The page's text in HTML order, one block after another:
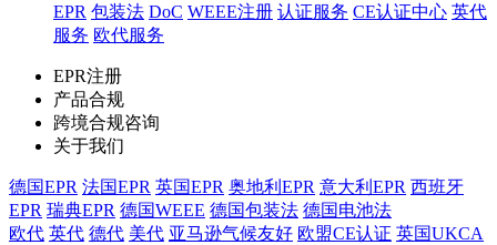
EPR 包装法 DoC WEEE注册 认证服务 CE认证中心 英代
服务 欧代服务
EPR注册
产品合规
跨境合规咨询
关于我们
德国EPR 法国EPR 英国EPR 奥地利EPR 意大利EPR 西班牙
EPR 瑞典EPR 德国WEEE 德国包装法 德国电池法
欧代 英代 德代 美代 亚马逊气候友好 欧盟CE认证 英国UKCA